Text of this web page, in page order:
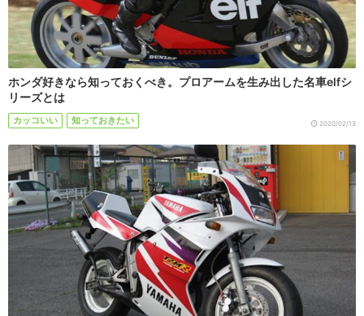
ホンダ好きなら知っておくべき。プロアームを生み出した名車elfシ
リーズとは
カッコいい 知っておきたい 2020/02/13